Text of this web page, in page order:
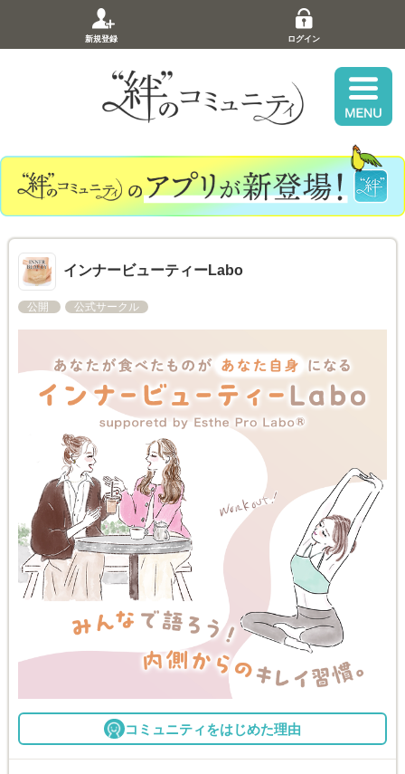
新規登録 ログイン
インナービューティーLabo
公開 公式サークル
コミュニティをはじめた理由